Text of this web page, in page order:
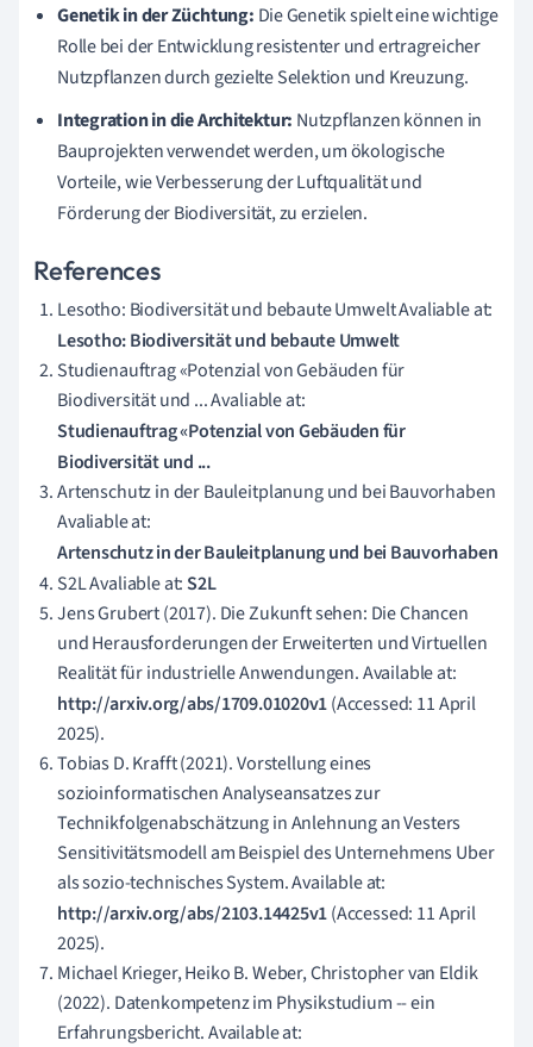
Genetik in der Züchtung: Die Genetik spielt eine wichtige
Rolle bei der Entwicklung resistenter und ertragreicher
Nutzpflanzen durch gezielte Selektion und Kreuzung.
Integration in die Architektur: Nutzpflanzen können in
Bauprojekten verwendet werden, um ökologische
Vorteile, wie Verbesserung der Luftqualität und
Förderung der Biodiversität, zu erzielen.
References
Lesotho: Biodiversität und bebaute Umwelt Avaliable at:
Lesotho: Biodiversität und bebaute Umwelt
Studienauftrag «Potenzial von Gebäuden für
Biodiversität und ... Avaliable at:
Studienauftrag «Potenzial von Gebäuden für
Biodiversität und ...
Artenschutz in der Bauleitplanung und bei Bauvorhaben
Avaliable at:
Artenschutz in der Bauleitplanung und bei Bauvorhaben
S2L Avaliable at:S2L
Jens Grubert (2017). Die Zukunft sehen: Die Chancen
und Herausforderungen der Erweiterten und Virtuellen
Realität für industrielle Anwendungen. Available at:
http://arxiv.org/abs/1709.01020v1(Accessed: 11 April
2025).
Tobias D. Krafft (2021). Vorstellung eines
sozioinformatischen Analyseansatzes zur
Technikfolgenabschätzung in Anlehnung an Vesters
Sensitivitätsmodell am Beispiel des Unternehmens Uber
als sozio-technisches System. Available at:
http://arxiv.org/abs/2103.14425v1(Accessed: 11 April
2025).
Michael Krieger, Heiko B. Weber, Christopher van Eldik
(2022). Datenkompetenz im Physikstudium -- ein
Erfahrungsbericht. Available at: